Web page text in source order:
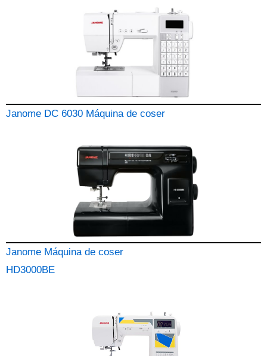
Janome DC 6030 Máquina de coser
Janome Máquina de coser
HD3000BE